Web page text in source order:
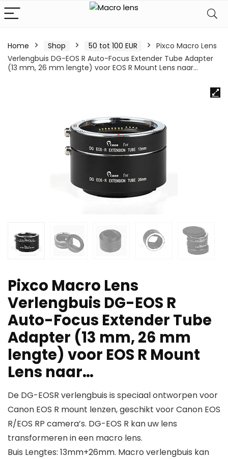
Home Shop 50 tot 100 EUR
Pixco Macro Lens
Verlengbuis DG-EOS R Auto-Focus Extender Tube Adapter
(13 mm, 26 mm lengte) voor EOS R Mount Lens naar…
Pixco Macro Lens
Verlengbuis DG-EOS R
Auto-Focus Extender Tube
Adapter (13 mm, 26 mm
lengte) voor EOS R Mount
Lens naar…
De DG-EOSR verlengbuis is speciaal ontworpen voor
Canon EOS R mount lenzen, geschikt voor Canon EOS
R/EOS RP camera’s. DG-EOS R kan uw lens
transformeren in een macro lens.
Buis Lengtes: 13mm+26mm. Macro verlengbuis kan